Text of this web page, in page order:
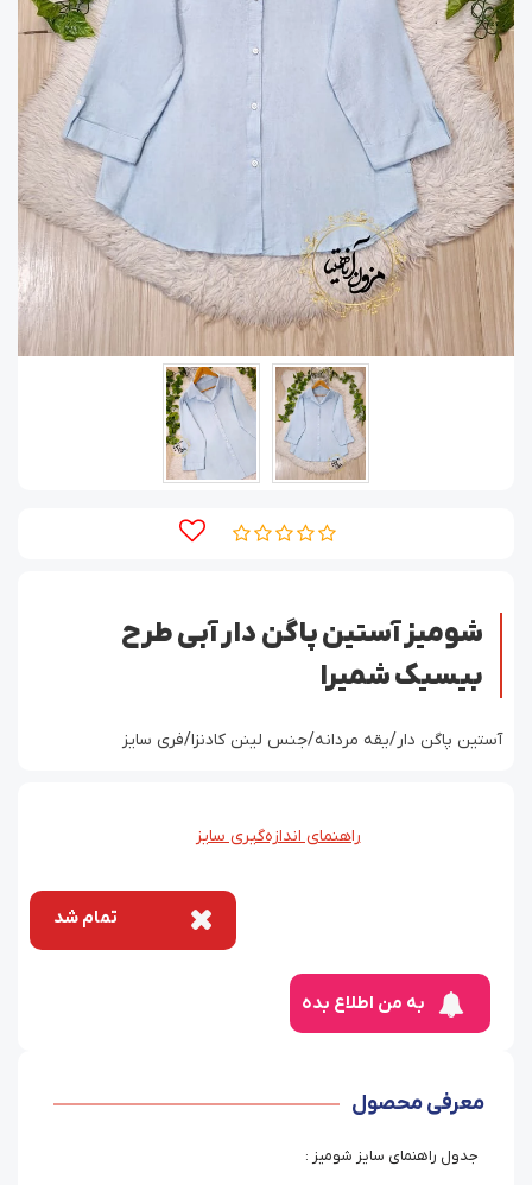
شومیز آستین پاگن دار آبی طرح
بیسیک شمیرا
آستین پاگن دار/یقه مردانه/جنس لینن کادنزا/فری سایز
راهنمای اندازه‌گیری سایز
تمام شد
به من اطلاع بده
معرفی محصول
جدول راهنمای سایز شومیز :